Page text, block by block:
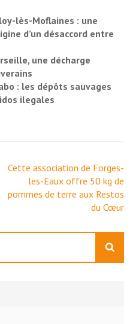
lès-Moflaines : une
d’un désaccord entre
une décharge
: les dépôts sauvages
ilegales
Cette association de Forges-
les-Eaux offre 50 kg de
pommes de terre aux Restos
du Cœur